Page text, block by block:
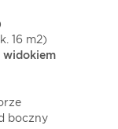
16 m2)
widokiem
boczny